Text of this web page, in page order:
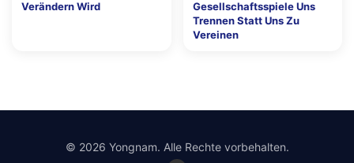
Verändern Wird
Gesellschaftsspiele Uns
Trennen Statt Uns Zu
Vereinen
© 2026 Yongnam. Alle Rechte vorbehalten.